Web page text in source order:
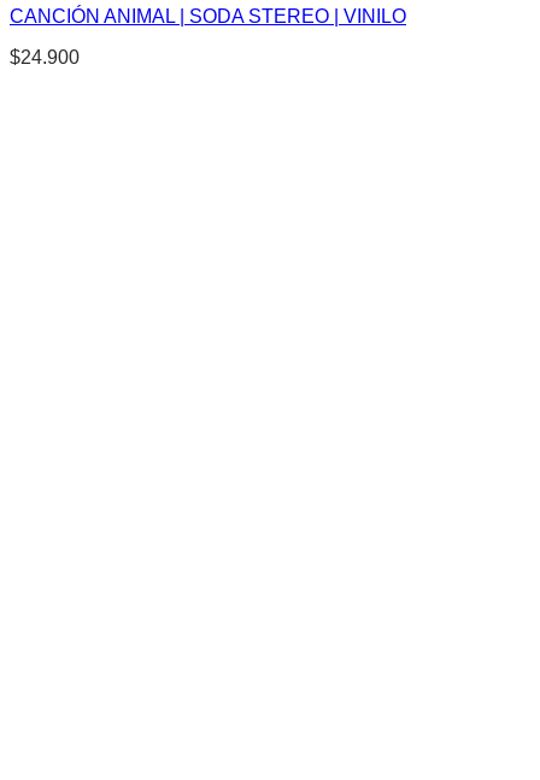
CANCIÓN ANIMAL | SODA STEREO | VINILO
$24.900